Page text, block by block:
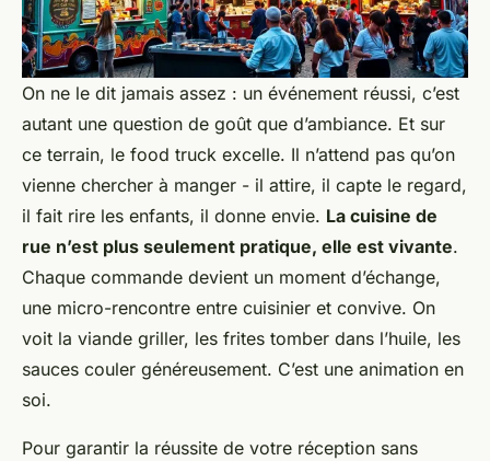
On ne le dit jamais assez : un événement réussi, c’est
autant une question de goût que d’ambiance. Et sur
ce terrain, le food truck excelle. Il n’attend pas qu’on
vienne chercher à manger - il attire, il capte le regard,
il fait rire les enfants, il donne envie. La cuisine de
rue n’est plus seulement pratique, elle est vivante.
Chaque commande devient un moment d’échange,
une micro-rencontre entre cuisinier et convive. On
voit la viande griller, les frites tomber dans l’huile, les
sauces couler généreusement. C’est une animation en
soi.
Pour garantir la réussite de votre réception sans